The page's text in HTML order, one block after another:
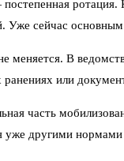
Уже сейчас
меняется. В
или
часть
уже другими